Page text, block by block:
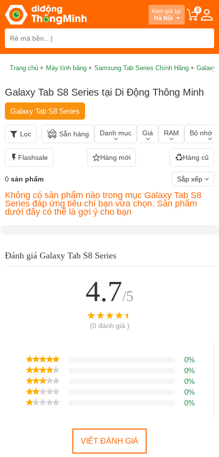
Xem giá tại:
Hà Nội
0
Trang chủ Máy tính bảng Samsung Tab Series Chính Hãng Galaxy
Galaxy Tab S8 Series tại Di Động Thông Minh
Galaxy Tab S8 Series
Lọc Sẵn hàng Danh mục Giá RAM Bộ nhớ
Flashsale Hàng mới Hàng cũ
0 sản phẩm Sắp xếp
Không có sản phẩm nào trong mục Galaxy Tab S8
Series đáp ứng tiêu chí bạn vừa chọn. Sản phẩm
dưới đây có thể là gợi ý cho bạn
Đánh giá Galaxy Tab S8 Series
4.7/5
(0 đánh giá )
0%
0%
0%
0%
0%
VIẾT ĐÁNH GIÁ